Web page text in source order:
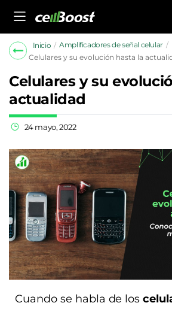
Inicio
Amplificadores de señal celular
Celulares y su evolución hasta la
Celulares y su
actualidad
24 mayo, 2022
Cuando se habla de los